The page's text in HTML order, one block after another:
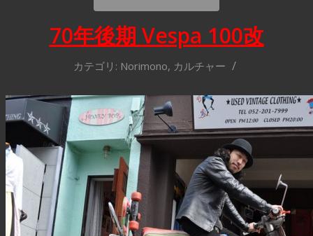
70年後期 Vespa 100改
カテゴリ: Norimono, カルチャー /